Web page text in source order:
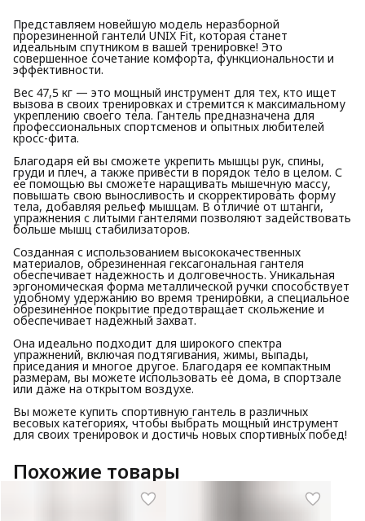
Представляем новейшую модель неразборной
прорезиненной гантели UNIX Fit, которая станет
идеальным спутником в вашей тренировке! Это
совершенное сочетание комфорта, функциональности и
эффективности.
Вес 47,5 кг — это мощный инструмент для тех, кто ищет
вызова в своих тренировках и стремится к максимальному
укреплению своего тела. Гантель предназначена для
профессиональных спортсменов и опытных любителей
кросс-фита.
Благодаря ей вы сможете укрепить мышцы рук, спины,
груди и плеч, а также привести в порядок тело в целом. С
ее помощью вы сможете наращивать мышечную массу,
повышать свою выносливость и скорректировать форму
тела, добавляя рельеф мышцам. В отличие от штанги,
упражнения с литыми гантелями позволяют задействовать
больше мышц стабилизаторов.
Созданная с использованием высококачественных
материалов, обрезиненная гексагональная гантеля
обеспечивает надежность и долговечность. Уникальная
эргономическая форма металлической ручки способствует
удобному удержанию во время тренировки, а специальное
обрезиненное покрытие предотвращает скольжение и
обеспечивает надежный захват.
Она идеально подходит для широкого спектра
упражнений, включая подтягивания, жимы, выпады,
приседания и многое другое. Благодаря ее компактным
размерам, вы можете использовать ее дома, в спортзале
или даже на открытом воздухе.
Вы можете купить спортивную гантель в различных
весовых категориях, чтобы выбрать мощный инструмент
для своих тренировок и достичь новых спортивных побед!
Похожие товары